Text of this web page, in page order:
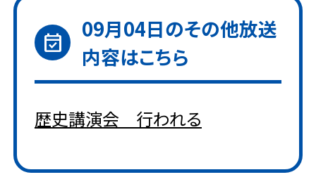
event_available
09月04日のその他放送
内容はこちら
歴史講演会 行われる